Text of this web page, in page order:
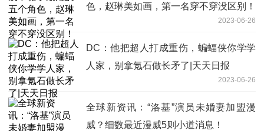
色，赵琳美如画，第一名穿不穿没区别！
2023-06-26
DC：他把超人打成重伤，蝙蝠侠你学学
人家，别拿氪石做长矛了|天天日报
2023-06-26
全球新资讯：“洛基”演员未婚妻加盟漫
威？细数最近漫威5则小道消息！